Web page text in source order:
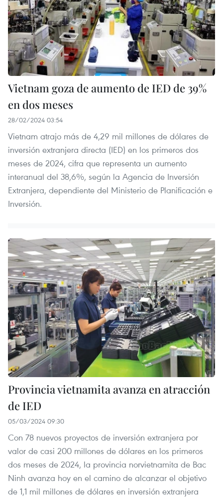
Vietnam goza de aumento de IED de 39%
en dos meses
28/02/2024 03:54
Vietnam atrajo más de 4,29 mil millones de dólares de
inversión extranjera directa (IED) en los primeros dos
meses de 2024, cifra que representa un aumento
interanual del 38,6%, según la Agencia de Inversión
Extranjera, dependiente del Ministerio de Planificación e
Inversión.
Provincia vietnamita avanza en atracción
de IED
05/03/2024 09:30
Con 78 nuevos proyectos de inversión extranjera por
valor de casi 200 millones de dólares en los primeros
dos meses de 2024, la provincia norvietnamita de Bac
Ninh avanza hoy en el camino de alcanzar el objetivo
de 1,1 mil millones de dólares en inversión extranjera